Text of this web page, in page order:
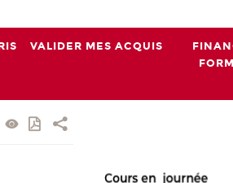
VALIDER MES ACQUIS